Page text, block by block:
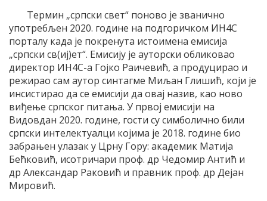
Термин „српски свет“ поново је званично
употребљен 2020. године на подгоричком ИН4С
порталу када је покренута истоимена емисија
„српски св(иј)ет“. Емисију је ауторски обликовао
директор ИН4С-а Гојко Раичевић, а продуцирао и
режирао сам аутор синтагме Миљан Глишић, који је
инсистирао да се емисији да овај назив, као ново
виђење српског питања. У првој емисији на
Видовдан 2020. године, гости су симболично били
српски интелектуалци којима је 2018. године био
забрањен улазак у Црну Гору: академик Матија
Бећковић, исотричари проф. др Чедомир Антић и
др Александар Раковић и правник проф. др Дејан
Мировић.